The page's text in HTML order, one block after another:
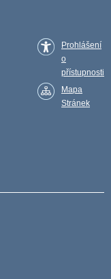
Prohlášení
o
přístupnosti
Mapa
Stránek